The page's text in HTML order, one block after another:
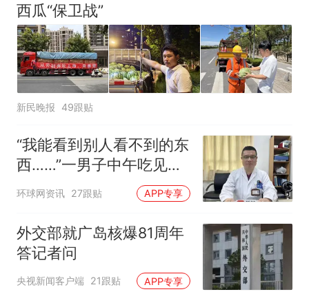
西瓜“保卫战”
新民晚报 49跟贴
“我能看到别人看不到的东
西……”一男子中午吃见手
青没事，晚上再吃却出现
环球网资讯 27跟贴 APP专享
外交部就广岛核爆81周年
答记者问
央视新闻客户端 21跟贴 APP专享